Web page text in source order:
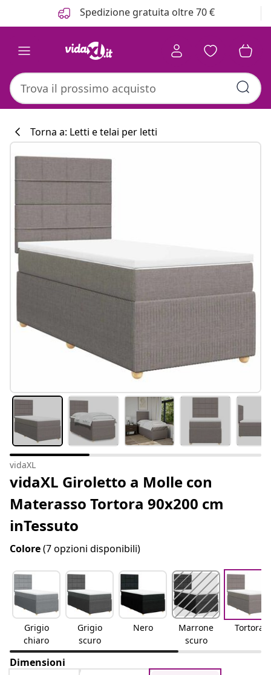
Spedizione gratuita oltre 70 €
Torna a: Letti e telai per letti
vidaXL
vidaXL Giroletto a Molle con
Materasso Tortora 90x200 cm
inTessuto
Colore(7 opzioni disponibili)
Grigio
chiaro
Grigio
scuro
Nero
Marrone
scuro
Tortora
Dimensioni